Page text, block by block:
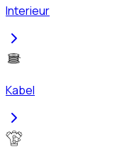
Interieur
Kabel